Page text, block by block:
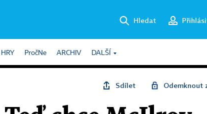
Hledat
HRY PročNe ARCHIV DALŠÍ
Sdílet Odemknout